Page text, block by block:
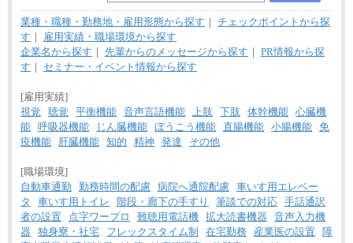
業種・職種・勤務地・雇用形態から探す ｜ チェックポイントから探
す ｜
雇用実績・職場環境から探す
企業名から探す ｜ 先輩からのメッセージから探す ｜ PR情報から探
す ｜ セミナー・イベント情報から探す
[雇用実績]
視覚
聴覚 平衡機能 音声言語機能 上肢 下肢 体幹機能 心臓機
能 呼吸器機能 じん臓機能 ぼうこう機能 直腸機能 小腸機能 免
疫機能
肝臓機能 知的 精神 発達 その他
[職場環境]
自動車通勤
勤務時間の配慮 病院へ通院配慮 車いす用エレベー
タ
車いす用トイレ 階段・廊下の手すり 筆談での対応 手話通訳
者の設置
点字ワープロ 難聴用電話機 拡大読書機器
音声入力機
器
独身寮・社宅 フレックスタイム制 在宅勤務 産業医の設置
障